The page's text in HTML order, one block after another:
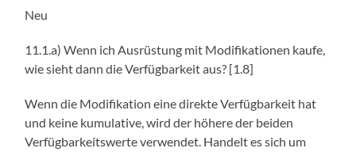
Neu
11.1.a) Wenn ich Ausrüstung mit Modifikationen kaufe,
wie sieht dann die Verfügbarkeit aus? [1.8]
Wenn die Modifikation eine direkte Verfügbarkeit hat
und keine kumulative, wird der höhere der beiden
Verfügbarkeitswerte verwendet. Handelt es sich um